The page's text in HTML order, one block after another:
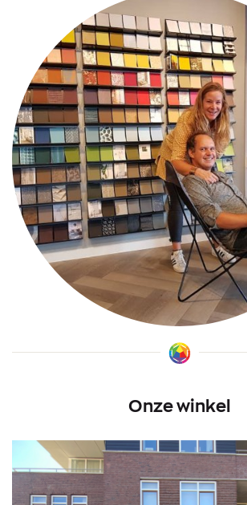
Onze winkel